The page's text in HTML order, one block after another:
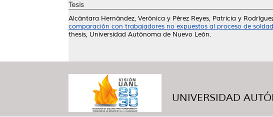
Tesis
Alcántara Hernández, Verónica y Pérez Reyes, Patricia y
comparación con trabajadores no expuestos al proceso de
thesis, Universidad Autónoma de Nuevo León.
UNIVERSIDAD